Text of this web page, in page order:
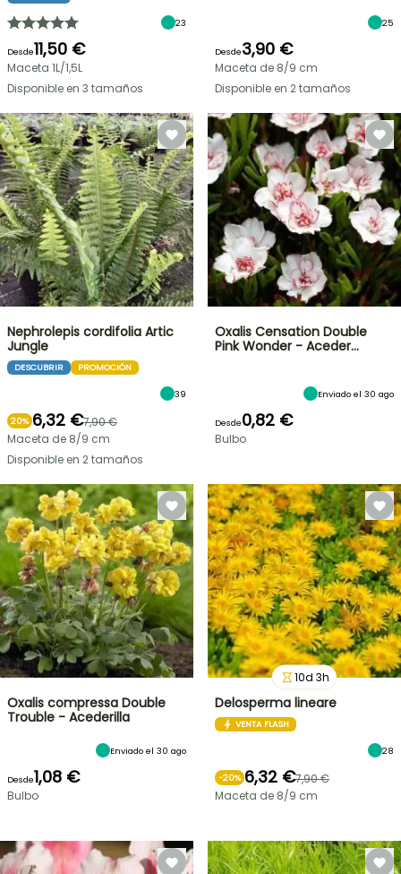
23
Desde11,50 €
Maceta 1L/1,5L
Disponible en 3 tamaños
25
Desde3,90 €
Maceta de 8/9 cm
Disponible en 2 tamaños
Nephrolepis cordifolia Artic
Jungle
DESCUBRIR PROMOCIÓN
39
20% 6,32 €7,90 €
Maceta de 8/9 cm
Disponible en 2 tamaños
Oxalis Censation Double
Pink Wonder - Aceder…
Enviado el 30 ago
Desde0,82 €
Bulbo
Oxalis compressa Double
Trouble - Acederilla
Enviado el 30 ago
Desde1,08 €
Bulbo
10d 3h
Delosperma lineare
VENTA FLASH
28
-20% 6,32 €7,90 €
Maceta de 8/9 cm